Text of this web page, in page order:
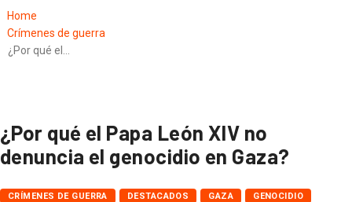
Pablo Jofré Leal
Ante los riesgos de la Inteligencia Artificial, ¡Actuar Ya!. Por Saúl Escobar
Home
Crímenes de guerra
¿Por qué el…
¿Por qué el Papa León XIV no
denuncia el genocidio en Gaza?
CRÍMENES DE GUERRA DESTACADOS GAZA GENOCIDIO